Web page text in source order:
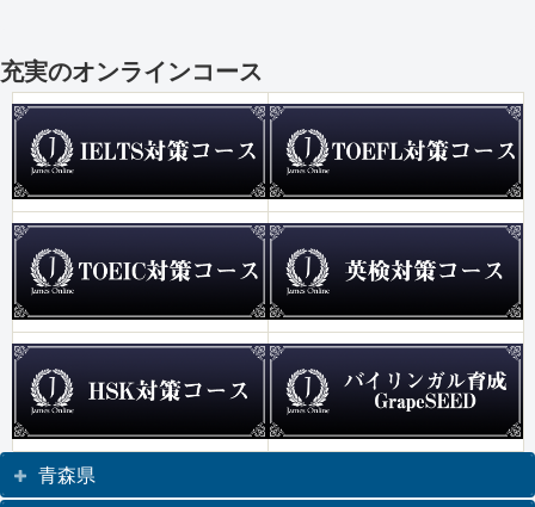
充実のオンラインコース
青森県